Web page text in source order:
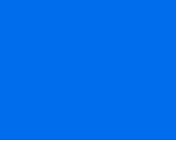
Aides Nationales